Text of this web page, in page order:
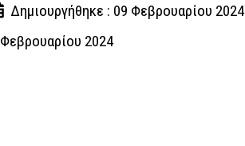
Δημιουργήθηκε : 09 Φεβρουαρίου 2024
2024